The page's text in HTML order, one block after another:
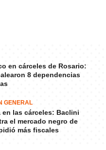
en cárceles de Rosario:
8 dependencias
GENERAL
en las cárceles: Baclini
el mercado negro de
más fiscales